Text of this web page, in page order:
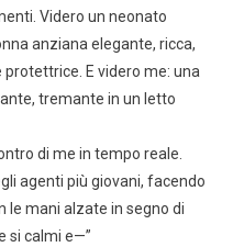
Videro un neonato
anziana elegante, ricca,
E videro me: una
tremante in un letto
di me in tempo reale.
agenti più giovani, facendo
le mani alzate in segno di
si calmi e—”